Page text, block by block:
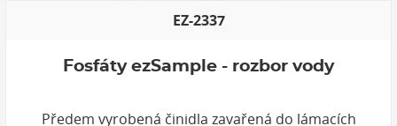
EZ-2337
Fosfáty ezSample - rozbor vody
Předem vyrobená činidla zavařená do lámacích